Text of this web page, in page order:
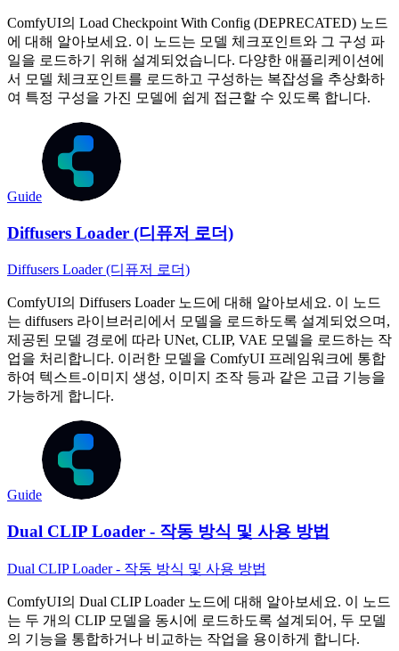
ComfyUI의 Load Checkpoint With Config (DEPRECATED) 노드
에 대해 알아보세요. 이 노드는 모델 체크포인트와 그 구성 파
일을 로드하기 위해 설계되었습니다. 다양한 애플리케이션에
서 모델 체크포인트를 로드하고 구성하는 복잡성을 추상화하
여 특정 구성을 가진 모델에 쉽게 접근할 수 있도록 합니다.
Guide
Diffusers Loader (디퓨저 로더)
Diffusers Loader (디퓨저 로더)
ComfyUI의 Diffusers Loader 노드에 대해 알아보세요. 이 노드
는 diffusers 라이브러리에서 모델을 로드하도록 설계되었으며,
제공된 모델 경로에 따라 UNet, CLIP, VAE 모델을 로드하는 작
업을 처리합니다. 이러한 모델을 ComfyUI 프레임워크에 통합
하여 텍스트-이미지 생성, 이미지 조작 등과 같은 고급 기능을
가능하게 합니다.
Guide
Dual CLIP Loader - 작동 방식 및 사용 방법
Dual CLIP Loader - 작동 방식 및 사용 방법
ComfyUI의 Dual CLIP Loader 노드에 대해 알아보세요. 이 노드
는 두 개의 CLIP 모델을 동시에 로드하도록 설계되어, 두 모델
의 기능을 통합하거나 비교하는 작업을 용이하게 합니다.